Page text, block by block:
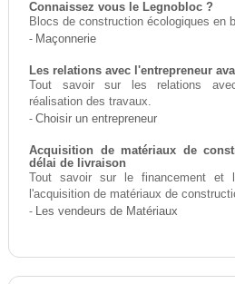
Connaissez vous le Legnobloc ?
Blocs de construction écologiques en
- Maçonnerie
Les relations avec l'entrepreneur
Tout savoir sur les relations
réalisation des travaux.
- Choisir un entrepreneur
Acquisition de matériaux de
délai de livraison
Tout savoir sur le financement et
l'acquisition de matériaux de
- Les vendeurs de Matériaux